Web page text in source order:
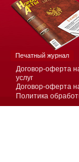
Договор-оферта
услуг
Договор-оферта
Политика
Печатный журнал